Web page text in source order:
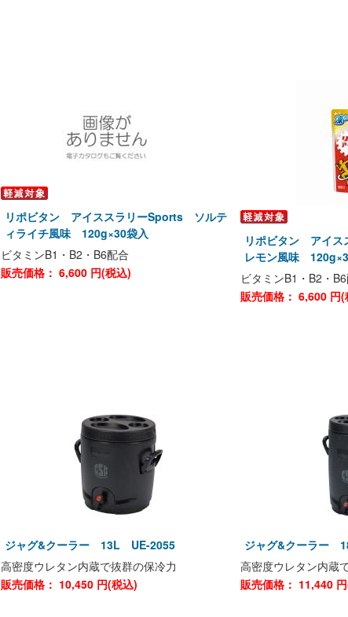
リポビタン アイススラリーSports ソルテ
ィライチ風味 120g×30袋入
ビタミンB1・B2・B6配合
販売価格： 6,600 円(税込)
リポビタン アイ
レモン風味
ビタミンB1・B2・
販売価格： 6,600 円
ジャグ&クーラー 13L UE-2055
高密度ウレタン内蔵で抜群の保冷力
販売価格： 10,450 円(税込)
ジャグ&クーラー
高密度ウレタン内蔵
販売価格： 11,440